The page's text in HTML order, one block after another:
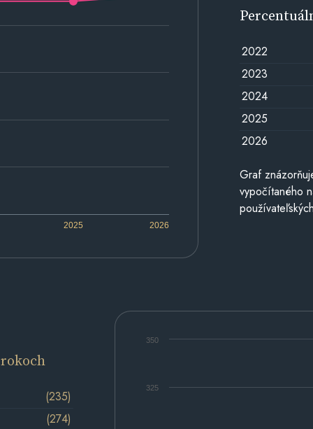
2025 2026
2022
2023
2024
2025
2026
Graf
vypočítaného
325
350
(235)
(274)